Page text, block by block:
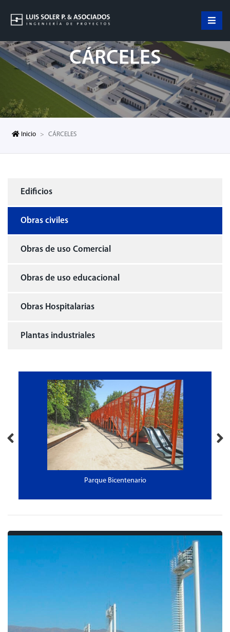
CÁRCELES
Inicio CÁRCELES
Edificios
Obras civiles
Obras de uso Comercial
Obras de uso educacional
Obras Hospitalarias
Plantas industriales
Parque Bicentenario